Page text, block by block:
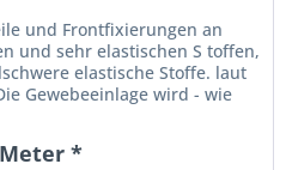
und Frontfixierungen an
und sehr elastischen S toffen,
elastische Stoffe. laut
Gewebeeinlage wird - wie
*